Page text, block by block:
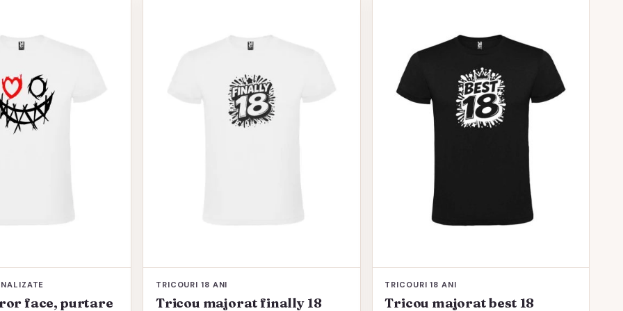
face, purtare
TRICOURI 18 ANI
Tricou majorat finally 18
TRICOURI 18 ANI
Tricou majorat best 18
multe
variații.